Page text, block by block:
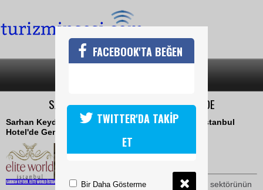
SARHAN KEYDER ELİTE WORLD HOTEL'DE
Sarhan Keyder 1 Eylül tarihi itibariyle Elite World İstanbul
Hotel'de Genel Müdür Yardımcılığı'na getirildi.
02 Eylül 2009 / 17:46
1986 yılından bu yana turizm sektörünün
FACEBOOK'TA BEĞEN
TWITTER'DA TAKİP
ET
Bir Daha Gösterme